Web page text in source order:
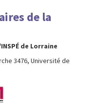
de la
de Lorraine
3476, Université de